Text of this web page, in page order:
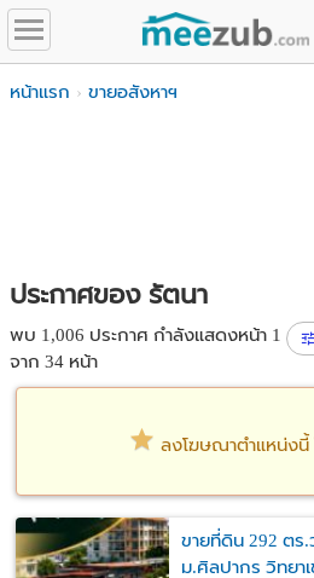
หน้าแรก ขายอสังหาฯ
ประกาศของ รัตนา
พบ 1,006 ประกาศ กำลังแสดงหน้า 1
จาก 34 หน้า
ลงโฆษณาตำแหน่งนี้
ขายที่ดิน 292 ตร.
ม.ศิลปากร วิทยา